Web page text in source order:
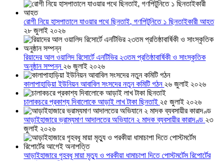
রোগী নিয়ে হাসপাতালে যাওয়ার পথে ছিনতাই, গণপিটুনিতে ১ ছিনতাইকারী আহত
২৮ জুলাই ২০২৬
রিয়াদের আল ওয়ালিদ রিসোর্টে এনটিভির ২৩তম প্রতিষ্ঠাবার্ষিকী ও সাংস্কৃতিক
অনুষ্ঠান সম্পন্ন ২৬ জুলাই ২০২৬
কালাপাহাড়িয়া ইউনিয়ন আবাবিল সংসদের নতুন কমিটি গঠন ২৬ জুলাই ২০২৬
চালাকচরে প্রকাশ্য দিবালোকে আড়াই লাখ টাকা ছিনতাই ২৫ জুলাই ২০২৬
আড়াইহাজারে ভ্রাম্যমাণ আদালতের অভিযানে ২ মাদক ব্যবসায়ীর কারাদণ্ড ২৩
জুলাই ২০২৬
আড়াইহাজারে গৃহবধূ মায়া মৃত্যু ও পরকীয়া ধামাচাপা দিতে পোস্টমর্টেম রিপোর্টের